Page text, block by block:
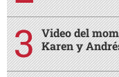
Video del
Karen y